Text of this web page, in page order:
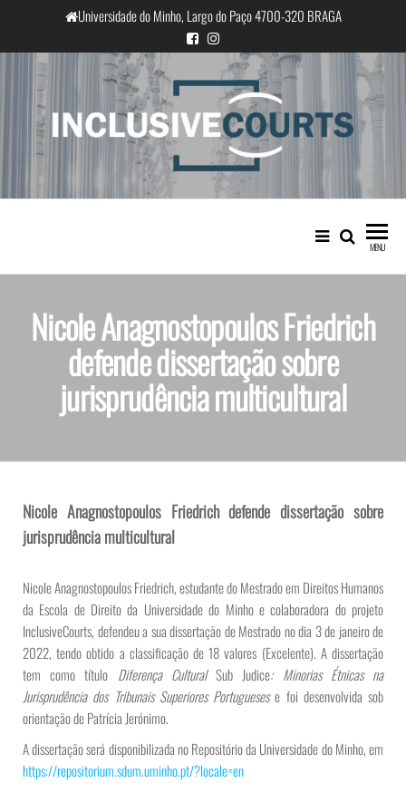
Universidade do Minho, Largo do Paço 4700-320 BRAGA
InclusiveCourts
Igualdade e diferença cultural na
prática judicial portuguesa
MENU
Nicole Anagnostopoulos Friedrich
defende dissertação sobre
jurisprudência multicultural
Nicole Anagnostopoulos Friedrich defende dissertação sobre
jurisprudência multicultural
Nicole Anagnostopoulos Friedrich, estudante do Mestrado em Direitos Humanos
da Escola de Direito da Universidade do Minho e colaboradora do projeto
InclusiveCourts, defendeu a sua dissertação de Mestrado no dia 3 de janeiro de
2022, tendo obtido a classificação de 18 valores (Excelente). A dissertação
tem como título Diferença CulturalSub Judice: Minorias Étnicas na
Jurisprudência dos Tribunais Superiores Portuguesese foi desenvolvida sob
orientação de Patrícia Jerónimo.
A dissertação será disponibilizada no Repositório da Universidade do Minho, em
https://repositorium.sdum.uminho.pt/?locale=en